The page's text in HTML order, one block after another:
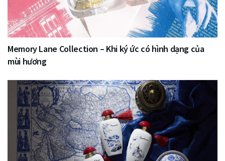
Memory Lane Collection – Khi ký ức có hình dạng của
mùi hương